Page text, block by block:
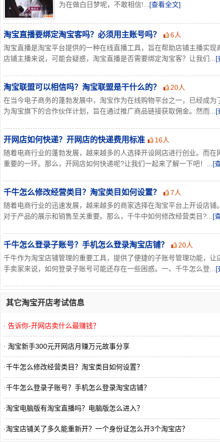
为在做白日梦呢，不敢相信!... [查看全文]
淘宝直播要绑定淘宝客吗？必须用主账号吗？
6人
淘宝直播是淘宝平台提供的一种在线直播工具，旨在帮助店铺主播实
店铺主播来说，可能会疑惑，淘宝直播是否需要绑定淘宝客？让我们...[
淘宝联盟可以相信吗？淘宝联盟是干什么的？
20人
在当今电子商务的蓬勃发展中，淘宝作为在线购物平台之一，已经成
为淘宝旗下的合作伙伴计划，旨在通过推广商品链接获取佣金。然而...[
开网店如何快递？开网店的快递费用标准
16人
随着电商行业的蓬勃发展，越来越多的人选择开设网店进行创业。而
重要的一环。那么，开网店如何快递呢?让我们一起来了解一下吧！...[
千牛怎么修改经营类目？淘宝类目如何设置？
7人
随着电商行业的迅速发展，越来越多的商家选择在淘宝平台上开设店
对于产品的展示和销售至关重要。那么，千牛中如何修改经营类目?...[
千牛怎么登录子账号？手机怎么登录淘宝店铺？
20人
千牛作为淘宝店铺管理的重要工具，提供了便捷的子账号管理功能，
手卖家来说，如何登录子账号可能还存在一些困惑。一、千牛怎么登...[
其它淘宝开店考试信息
· 告诉你-开网店卖什么最赚钱？
· 淘宝新手300元开网店月赚万元故事分享
·千牛怎么修改经营类目？淘宝类目如何设置？
·千牛怎么登录子账号？手机怎么登录淘宝店铺？
·淘宝电脑版有淘宝直播吗？电脑版怎么进入？
·淘宝店铺关了多久能重新开？一个身份证怎么开3个淘宝店？